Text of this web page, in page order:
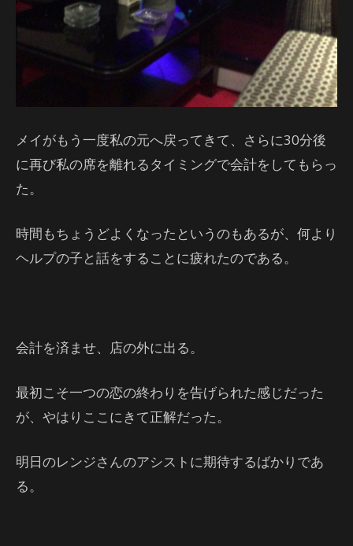
メイがもう一度私の元へ戻ってきて、さらに30分後
に再び私の席を離れるタイミングで会計をしてもらっ
た。
時間もちょうどよくなったというのもあるが、何より
ヘルプの子と話をすることに疲れたのである。
会計を済ませ、店の外に出る。
最初こそ一つの恋の終わりを告げられた感じだった
が、やはりここにきて正解だった。
明日のレンジさんのアシストに期待するばかりであ
る。